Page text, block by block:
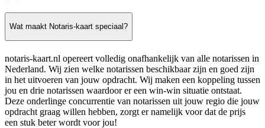
Wat maakt Notaris-kaart speciaal?
notaris-kaart.nl opereert volledig onafhankelijk van alle notarissen in
Nederland. Wij zien welke notarissen beschikbaar zijn en goed zijn
in het uitvoeren van jouw opdracht. Wij maken een koppeling tussen
jou en drie notarissen waardoor er een win-win situatie ontstaat.
Deze onderlinge concurrentie van notarissen uit jouw regio die jouw
opdracht graag willen hebben, zorgt er namelijk voor dat de prijs
een stuk beter wordt voor jou!